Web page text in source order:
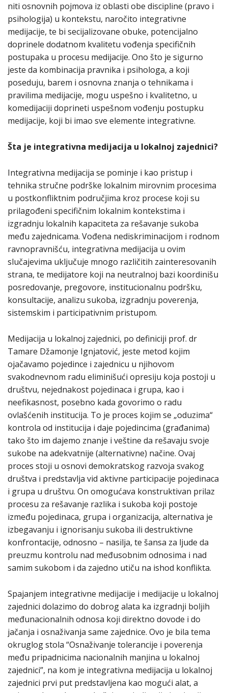
niti osnovnih pojmova iz oblasti obe discipline (pravo i
psihologija) u kontekstu, naročito integrativne
medijacije, te bi secijalizovane obuke, potencijalno
doprinele dodatnom kvalitetu vođenja specifičnih
postupaka u procesu medijacije. Ono što je sigurno
jeste da kombinacija pravnika i psihologa, a koji
poseduju, barem i osnovna znanja o tehnikama i
pravilima medijacije, mogu uspešno i kvalitetno, u
komedijaciji doprineti uspešnom vođenju postupku
medijacije, koji bi imao sve elemente integrativne.
Šta je integrativna medijacija u lokalnoj zajednici?
Integrativna medijacija se pominje i kao pristup i
tehnika stručne podrške lokalnim mirovnim procesima
u postkonfliktnim područjima kroz procese koji su
prilagođeni specifičnim lokalnim kontekstima i
izgradnju lokalnih kapaciteta za rešavanje sukoba
među zajednicama. Vođena nediskriminacijom i rodnom
ravnopravnišću, integrativna medijacija u ovim
slučajevima uključuje mnogo različitih zainteresovanih
strana, te medijatore koji na neutralnoj bazi koordinišu
posredovanje, pregovore, institucionalnu podršku,
konsultacije, analizu sukoba, izgradnju poverenja,
sistemskim i participativnim pristupom.
Medijacija u lokalnoj zajednici, po definiciji prof. dr
Tamare Džamonje Ignjatović, jeste metod kojim
ojačavamo pojedince i zajednicu u njihovom
svakodnevnom radu eliminišući opresiju koja postoji u
društvu, nejednakost pojedinaca i grupa, kao i
neefikasnost, posebno kada govorimo o radu
ovlašćenih institucija. To je proces kojim se „oduzima“
kontrola od institucija i daje pojedincima (građanima)
tako što im dajemo znanje i veštine da rešavaju svoje
sukobe na adekvatnije (alternativne) načine. Ovaj
proces stoji u osnovi demokratskog razvoja svakog
društva i predstavlja vid aktivne participacije pojedinaca
i grupa u društvu. On omogućava konstruktivan prilaz
procesu za rešavanje razlika i sukoba koji postoje
između pojedinaca, grupa i organizacija, alternativa je
izbegavanju i ignorisanju sukoba ili destruktivne
konfrontacije, odnosno – nasilja, te šansa za ljude da
preuzmu kontrolu nad međusobnim odnosima i nad
samim sukobom i da zajedno utiču na ishod konflikta.
Spajanjem integrativne medijacije i medijacije u lokalnoj
zajednici dolazimo do dobrog alata ka izgradnji boljih
međunacionalnih odnosa koji direktno dovode i do
jačanja i osnaživanja same zajednice. Ovo je bila tema
okruglog stola “Osnaživanje tolerancije i poverenja
među pripadnicima nacionalnih manjina u lokalnoj
zajednici”, na kom je integrativna medijacija u lokalnoj
zajednici prvi put predstavljena kao mogući alat, a